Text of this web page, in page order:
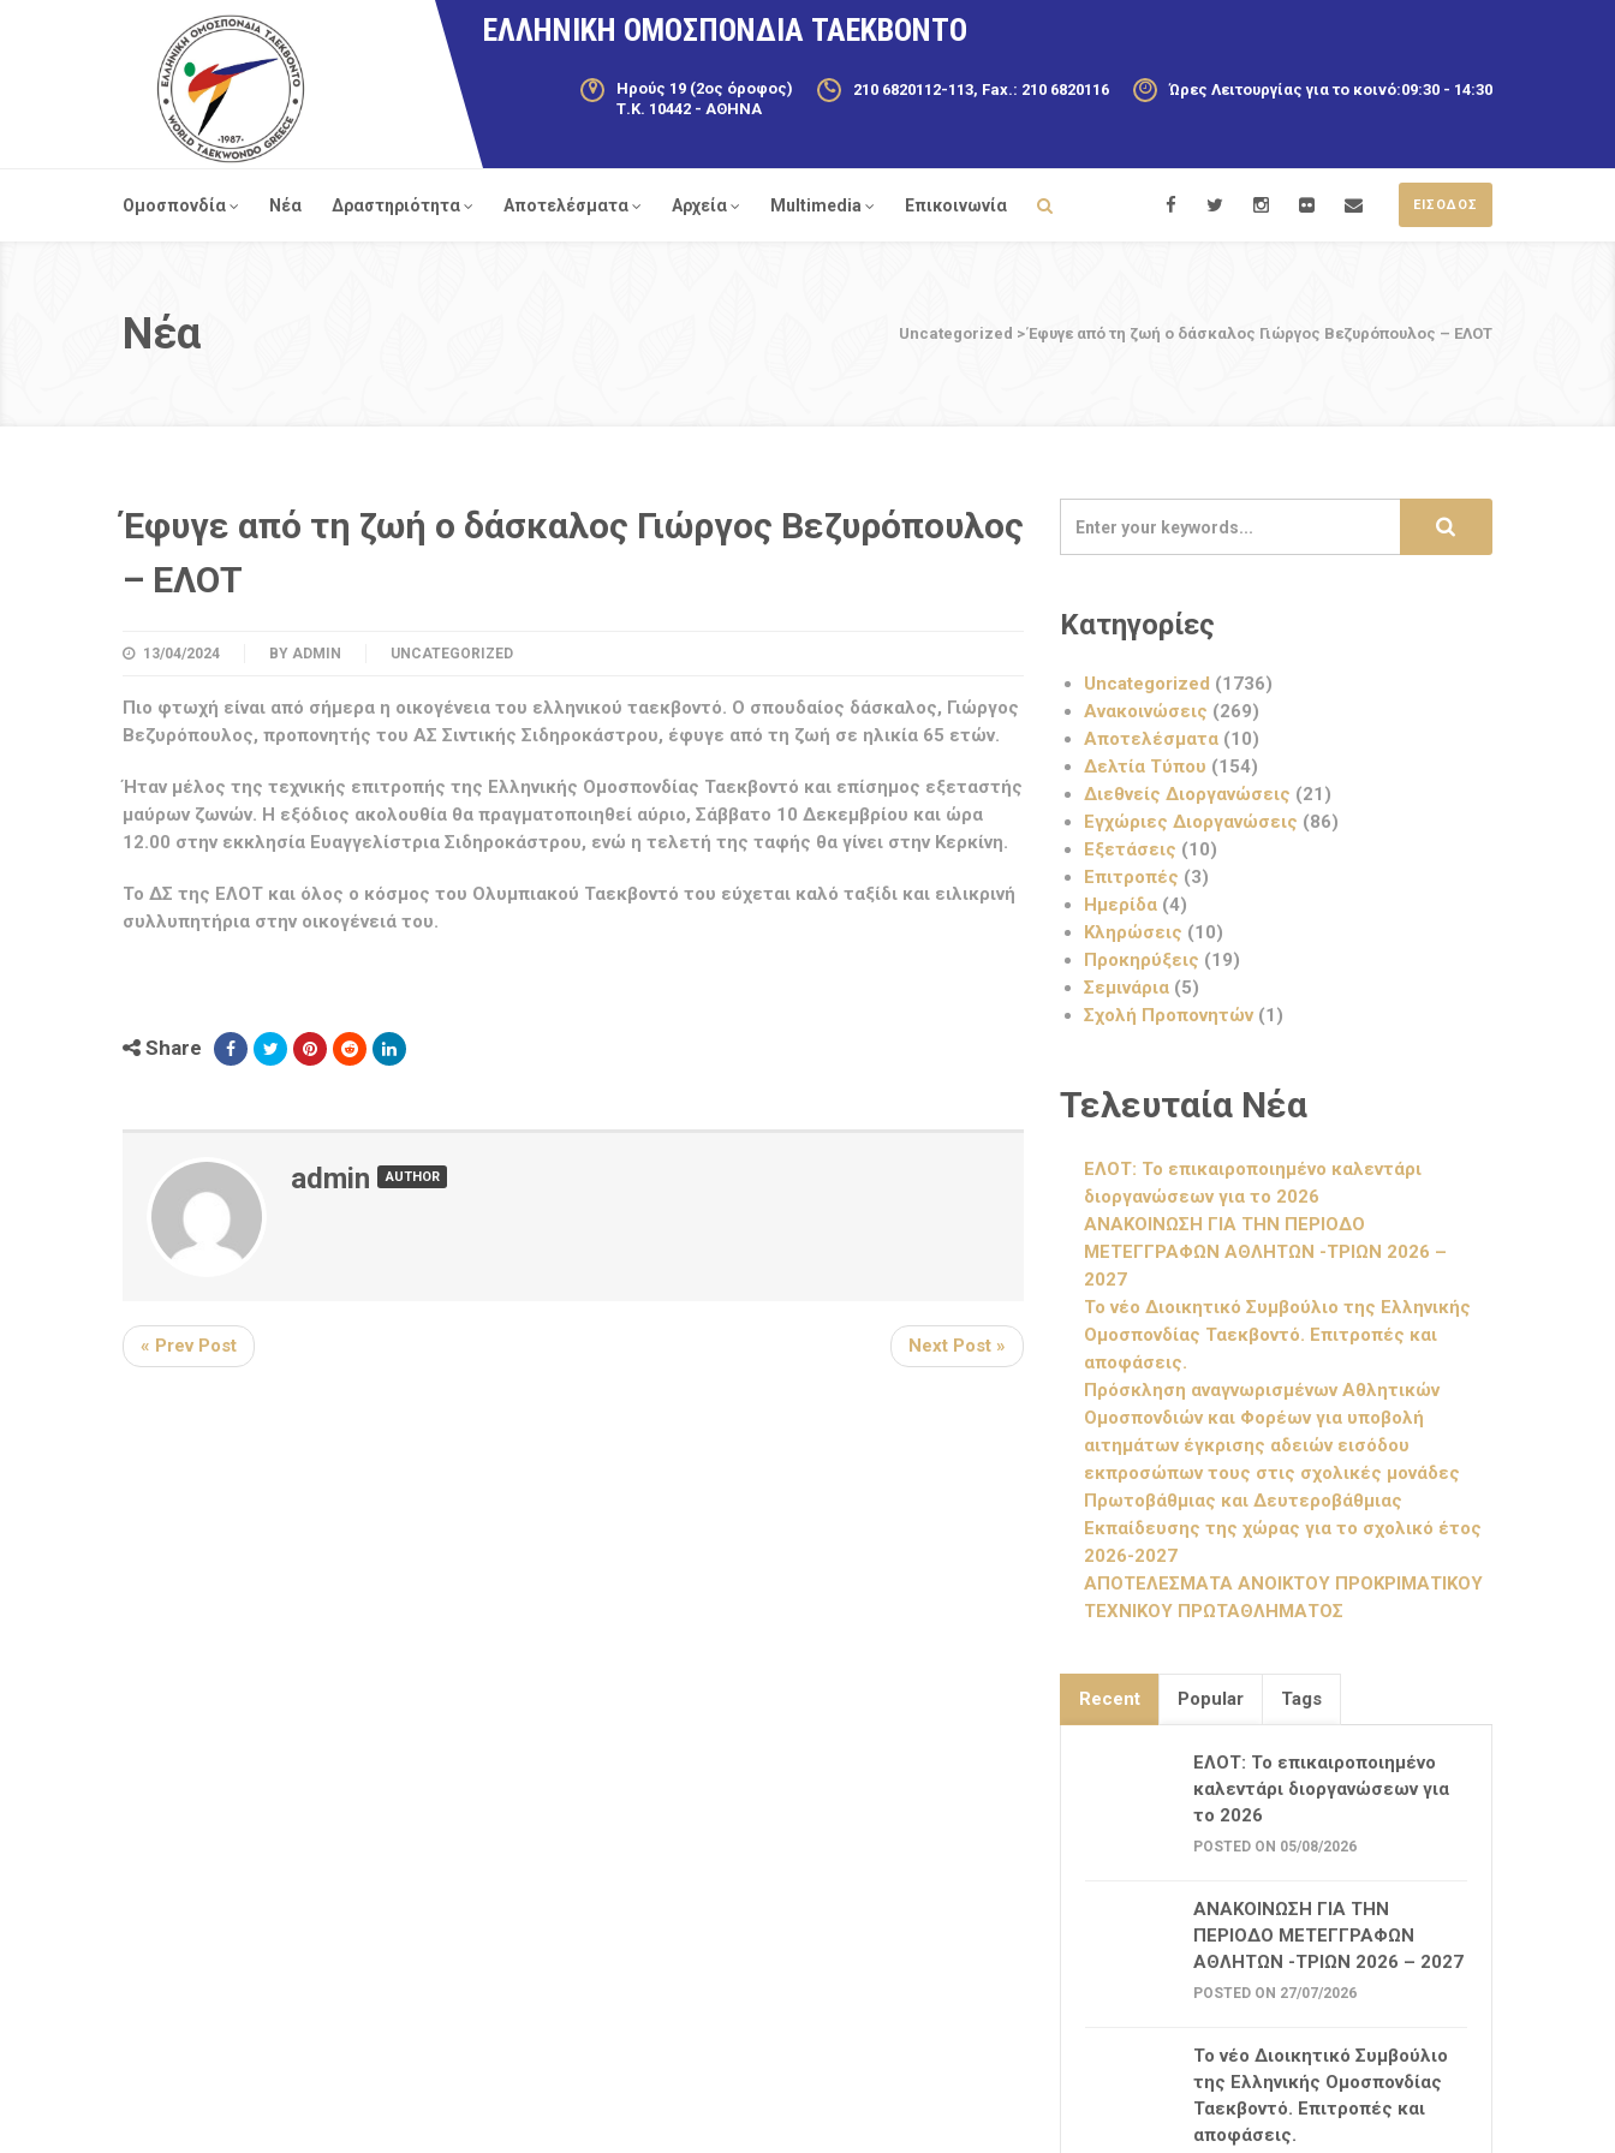
ΕΛΛΗΝΙΚΗ ΟΜΟΣΠΟΝΔΙΑ ΤΑΕΚΒΟΝΤΟ
Ηρούς 19 (2ος όροφος)
Τ.Κ. 10442 - ΑΘΗΝΑ
210 6820112-113, Fax.: 210 6820116 Ώρες Λειτουργίας για το κοινό:09:30 - 14:30
ΕΙΣΟΔΟΣ
Ομοσπονδία Νέα Δραστηριότητα Αποτελέσματα Αρχεία Multimedia Επικοινωνία
Uncategorized >Έφυγε από τη ζωή ο δάσκαλος Γιώργος Βεζυρόπουλος – ΕΛΟΤ
Νέα
Έφυγε από τη ζωή ο δάσκαλος Γιώργος Βεζυρόπουλος
– ΕΛΟΤ
13/04/2024 BY ADMIN UNCATEGORIZED
Πιο φτωχή είναι από σήμερα η οικογένεια του ελληνικού ταεκβοντό. Ο σπουδαίος δάσκαλος, Γιώργος
Βεζυρόπουλος, προπονητής του ΑΣ Σιντικής Σιδηροκάστρου, έφυγε από τη ζωή σε ηλικία 65 ετών.
Ήταν μέλος της τεχνικής επιτροπής της Ελληνικής Ομοσπονδίας Ταεκβοντό και επίσημος εξεταστής
μαύρων ζωνών. Η εξόδιος ακολουθία θα πραγματοποιηθεί αύριο, Σάββατο 10 Δεκεμβρίου και ώρα
12.00 στην εκκλησία Ευαγγελίστρια Σιδηροκάστρου, ενώ η τελετή της ταφής θα γίνει στην Κερκίνη.
Το ΔΣ της ΕΛΟΤ και όλος ο κόσμος του Ολυμπιακού Ταεκβοντό του εύχεται καλό ταξίδι και ειλικρινή
συλλυπητήρια στην οικογένειά του.
Share
admin AUTHOR
« Prev Post Next Post »
Κατηγορίες
Uncategorized (1736)
Ανακοινώσεις (269)
Αποτελέσματα (10)
Δελτία Τύπου (154)
Διεθνείς Διοργανώσεις (21)
Εγχώριες Διοργανώσεις (86)
Εξετάσεις (10)
Επιτροπές (3)
Ημερίδα (4)
Κληρώσεις (10)
Προκηρύξεις (19)
Σεμινάρια (5)
Σχολή Προπονητών (1)
Τελευταία Νέα
ΕΛΟΤ: Το επικαιροποιημένο καλεντάρι
διοργανώσεων για το 2026
ΑΝΑΚΟΙΝΩΣΗ ΓΙΑ ΤΗΝ ΠΕΡΙΟΔΟ
ΜΕΤΕΓΓΡΑΦΩΝ ΑΘΛΗΤΩΝ -ΤΡΙΩΝ 2026 –
2027
Το νέο Διοικητικό Συμβούλιο της Ελληνικής
Ομοσπονδίας Ταεκβοντό. Επιτροπές και
αποφάσεις.
Πρόσκληση αναγνωρισμένων Αθλητικών
Ομοσπονδιών και Φορέων για υποβολή
αιτημάτων έγκρισης αδειών εισόδου
εκπροσώπων τους στις σχολικές μονάδες
Πρωτοβάθμιας και Δευτεροβάθμιας
Εκπαίδευσης της χώρας για το σχολικό έτος
2026-2027
ΑΠΟΤΕΛΕΣΜΑΤΑ ΑΝΟΙΚΤΟΥ ΠΡΟΚΡΙΜΑΤΙΚΟΥ
ΤΕΧΝΙΚΟΥ ΠΡΩΤΑΘΛΗΜΑΤΟΣ
Recent Popular Tags
ΕΛΟΤ: Το επικαιροποιημένο
καλεντάρι διοργανώσεων για
το 2026
POSTED ON 05/08/2026
ΑΝΑΚΟΙΝΩΣΗ ΓΙΑ ΤΗΝ
ΠΕΡΙΟΔΟ ΜΕΤΕΓΓΡΑΦΩΝ
ΑΘΛΗΤΩΝ -ΤΡΙΩΝ 2026 – 2027
POSTED ON 27/07/2026
Το νέο Διοικητικό Συμβούλιο
της Ελληνικής Ομοσπονδίας
Ταεκβοντό. Επιτροπές και
αποφάσεις.